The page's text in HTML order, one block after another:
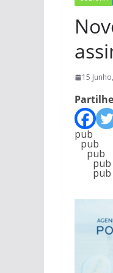
15
pub
pub
pub
pub
pub